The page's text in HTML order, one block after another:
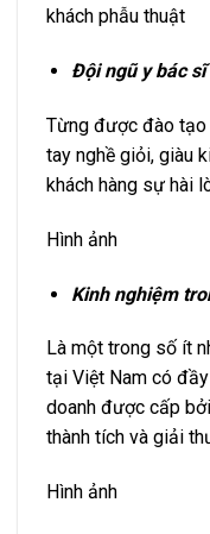
khách phẫu thuật
Đội ngũ y bác
Từng được đào
tay nghề giỏi, giàu
khách hàng sự hài
Hình ảnh
Kinh nghiệm
Là một trong số ít
tại Việt Nam có
doanh được cấp
thành tích và giải
Hình ảnh